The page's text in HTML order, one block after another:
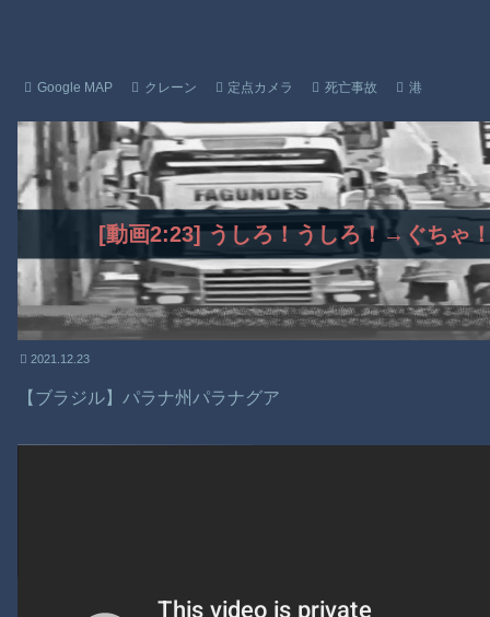
【動画】新型のさすまた、限界突破ｗｗｗｗｗｗ
【謎】広島県が頑なに「はだしのゲンコラボ喫茶」をやらない理
ヒロインが死ぬアニメって四月は君の嘘くらいしかないような
Powered by livedoor 相互RSS
Google MAP クレーン 定点カメラ 死亡事故 港
[動画2:23] うしろ！うしろ！→ぐちゃ
2021.12.23
【ブラジル】パラナ州パラナグア